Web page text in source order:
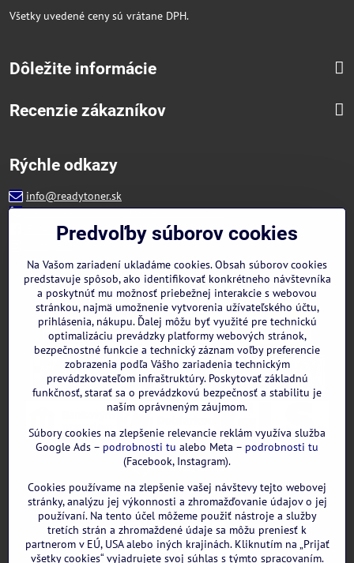
Všetky uvedené ceny sú vrátane DPH.
Dôležite informácie
Recenzie zákazníkov
Rýchle odkazy
info@readytoner.sk
+421 944 322 536 (PO-PIA: 09:00- 15:00)
Facebook
WhatsApp
GOOGLE recenzie:
Predvoľby súborov cookies
Na Vašom zariadení ukladáme cookies. Obsah súborov cookies
predstavuje spôsob, ako identifikovať konkrétneho návštevníka
a poskytnúť mu možnosť priebežnej interakcie s webovou
stránkou, najmä umožnenie vytvorenia užívateľského účtu,
prihlásenia, nákupu. Ďalej môžu byť využité pre technickú
optimalizáciu prevádzky platformy webových stránok,
bezpečnostné funkcie a technický záznam voľby preferencie
zobrazenia podľa Vášho zariadenia technickým
prevádzkovateľom infraštruktúry. Poskytovať základnú
funkčnosť, starať sa o prevádzkovú bezpečnosť a stabilitu je
naším oprávneným záujmom.
Súbory cookies na zlepšenie relevancie reklám využíva služba
Google Ads – podrobnosti tu alebo Meta – podrobnosti tu
(Facebook, Instagram).
Cookies používame na zlepšenie vašej návštevy tejto webovej
stránky, analýzu jej výkonnosti a zhromažďovanie údajov o jej
používaní. Na tento účel môžeme použiť nástroje a služby
tretích strán a zhromaždené údaje sa môžu preniesť k
partnerom v EÚ, USA alebo iných krajinách. Kliknutím na „Prijať
všetky cookies“ vyjadrujete svoj súhlas s týmto spracovaním.